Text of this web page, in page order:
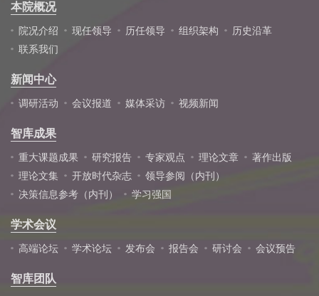
本院概况
院况介绍 现任领导 历任领导 组织架构
历史沿革
联系我们
新闻中心
调研活动 会议报道 媒体采访 视频新闻
智库成果
重大课题成果 研究报告 专家观点 理论文章
著作出版
理论文集
开放时代杂志
领导参阅（内刊）
决策信息参考（内刊）
学习强国
学术会议
高端论坛 学术论坛 发布会 报告会 研讨会 会议预告
智库团队